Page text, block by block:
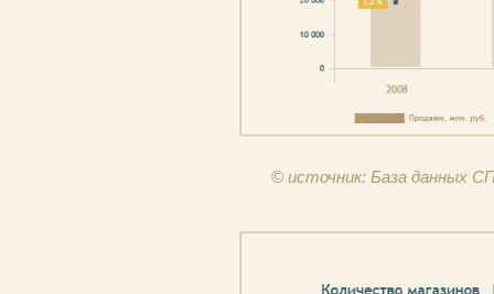
© источник: База данных